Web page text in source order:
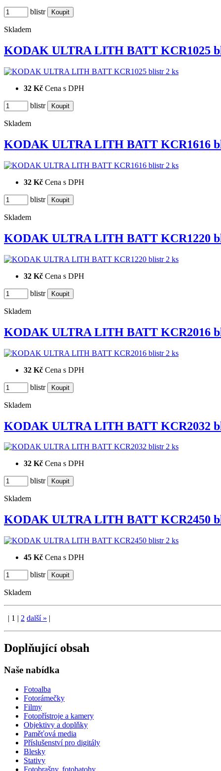
blistr
Skladem
KODAK ULTRA LITH BATT KCR1025
32 Kč Cena s DPH
blistr
Skladem
KODAK ULTRA LITH BATT KCR1616
32 Kč Cena s DPH
blistr
Skladem
KODAK ULTRA LITH BATT KCR1220
32 Kč Cena s DPH
blistr
Skladem
KODAK ULTRA LITH BATT KCR2016
32 Kč Cena s DPH
blistr
Skladem
KODAK ULTRA LITH BATT KCR2032
32 Kč Cena s DPH
blistr
Skladem
KODAK ULTRA LITH BATT KCR2450
45 Kč Cena s DPH
blistr
Skladem
| 1 | 2 další» |
Doplňující obsah
Naše nabídka
Fotoalba
Fotorámečky
Filmy
Fotopřístroje a kamery
Objektivy a doplňky
Paměťová media
Příslušenství pro digitály
Blesky
Stativy
Fotobrašny, fotobatohy